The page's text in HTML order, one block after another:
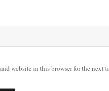
website in this browser for the next